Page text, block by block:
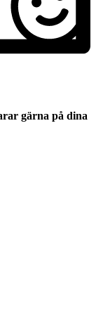
gärna på dina